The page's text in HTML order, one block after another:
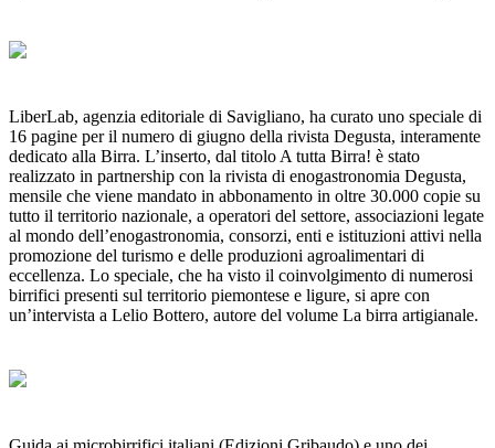
LiberLab, agenzia editoriale di Savigliano, ha curato uno speciale di
16 pagine per il numero di giugno della rivista Degusta, interamente
dedicato alla Birra. L’inserto, dal titolo A tutta Birra! è stato
realizzato in partnership con la rivista di enogastronomia Degusta,
mensile che viene mandato in abbonamento in oltre 30.000 copie su
tutto il territorio nazionale, a operatori del settore, associazioni legate
al mondo dell’enogastronomia, consorzi, enti e istituzioni attivi nella
promozione del turismo e delle produzioni agroalimentari di
eccellenza. Lo speciale, che ha visto il coinvolgimento di numerosi
birrifici presenti sul territorio piemontese e ligure, si apre con
un’intervista a Lelio Bottero, autore del volume La birra artigianale.